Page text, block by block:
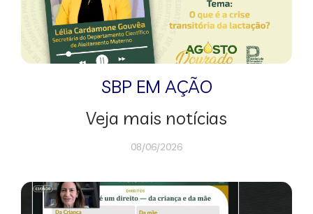
SBP EM AÇÃO
Veja mais notícias
08/06/2026